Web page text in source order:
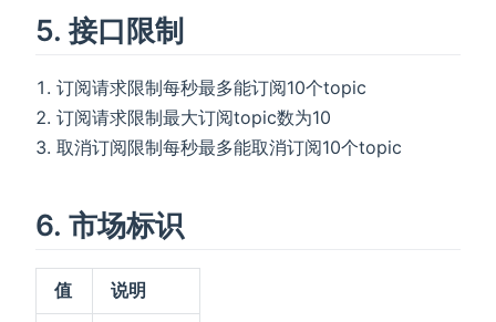
5. 接口限制
订阅请求限制每秒最多能订阅10个topic
订阅请求限制最大订阅topic数为10
取消订阅限制每秒最多能取消订阅10个topic
6. 市场标识
值 说明